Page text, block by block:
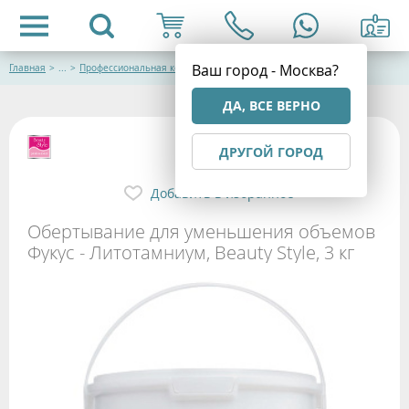
Ваш город - Москва?
ДА, ВСЕ ВЕРНО
ДРУГОЙ ГОРОД
Главная > ... > Профессиональная косметика
Обертывание для уменьшения объемов
Фукус - Литотамниум, Beauty Style, 3 кг
Добавить в избранное